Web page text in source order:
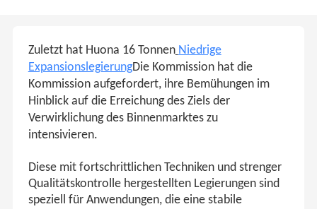
Zuletzt hat Huona 16 Tonnen Niedrige
ExpansionslegierungDie Kommission hat die
Kommission aufgefordert, ihre Bemühungen im
Hinblick auf die Erreichung des Ziels der
Verwirklichung des Binnenmarktes zu
intensivieren.
Diese mit fortschrittlichen Techniken und strenger
Qualitätskontrolle hergestellten Legierungen sind
speziell für Anwendungen, die eine stabile